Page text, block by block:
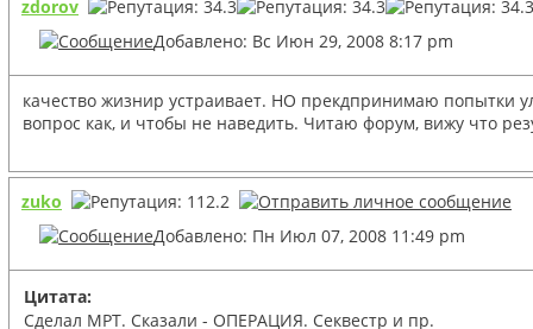
zdorov
Добавлено: Вс Июн 29, 2008 8:17 pm
качество жизнир устраивает. НО прекдпринимаю попытки
вопрос как, и чтобы не наведить. Читаю форум, вижу что
zuko
Добавлено: Пн Июл 07, 2008 11:49 pm
Цитата:
Сделал МРТ. Сказали - ОПЕРАЦИЯ. Секвестр и пр.